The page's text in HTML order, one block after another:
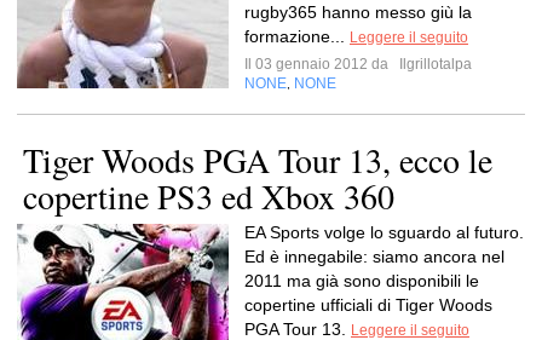
rugby365 hanno messo giù la
formazione...
Leggere il seguito
Il 03 gennaio 2012 da
Ilgrillotalpa
NONE NONE
Tiger Woods PGA Tour 13, ecco le
copertine PS3 ed Xbox 360
EA Sports volge lo sguardo al futuro.
Ed è innegabile: siamo ancora nel
2011 ma già sono disponibili le
copertine ufficiali di Tiger Woods
PGA Tour 13.
Leggere il seguito